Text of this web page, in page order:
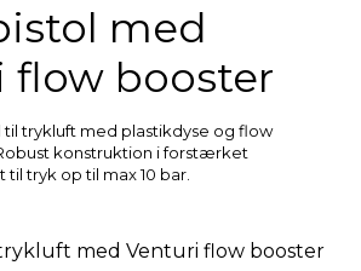
med
flow booster
trykluft med plastikdyse og flow
konstruktion i forstærket
tryk op til max 10 bar.
med Venturi flow booster